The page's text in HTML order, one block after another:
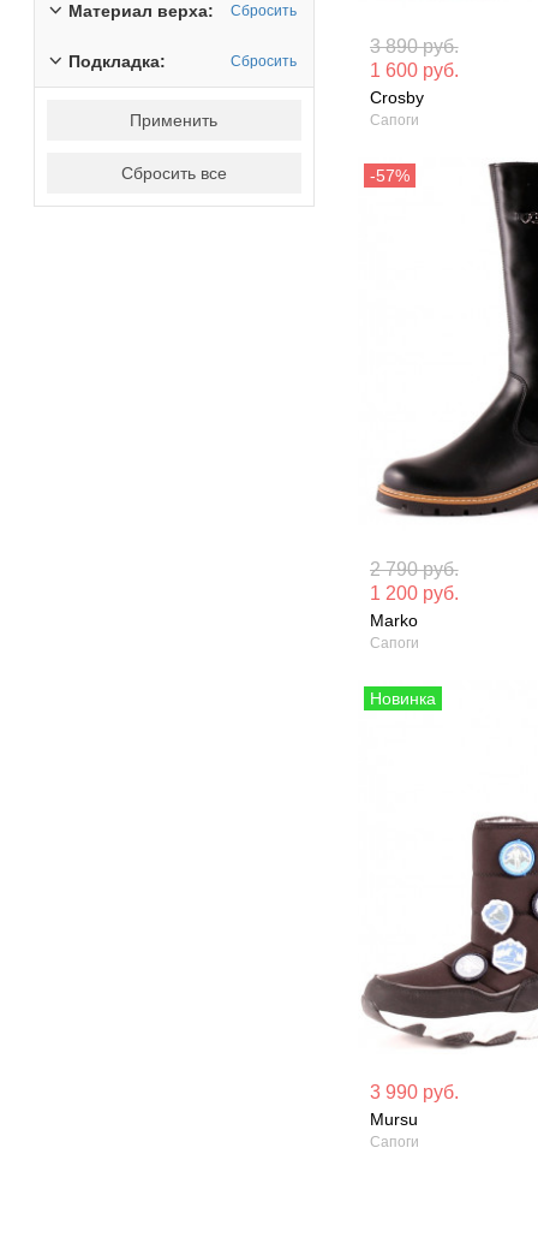
Материал верха: Сбросить
Подкладка: Сбросить
Применить
Сбросить все
кожа
3 890 руб.
1 600 руб.
Crosby
Сапоги
Материал
кожа
Сезон: Зима
2 790 руб.
1 200 руб.
Marko
Сапоги
Материал
кожа
Сезон:
3 990 руб.
Mursu
Сапоги
Материал
кожа
Сезон: Зима